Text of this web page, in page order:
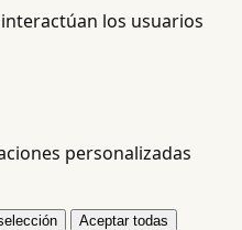
los usuarios
personalizadas
Aceptar todas